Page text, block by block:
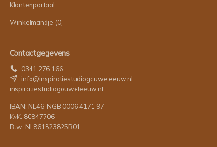
Klantenportaal
Winkelmandje (0)
Contactgegevens
0341 276 166
info@inspiratiestudiogouweleeuw.nl
inspiratiestudiogouweleeuw.nl
IBAN: NL46 INGB 0006 4171 97
KvK: 80847706
Btw: NL861823825B01